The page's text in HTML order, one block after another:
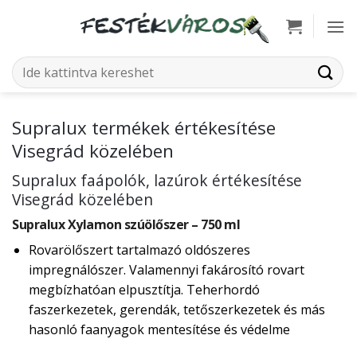
Keresés
a
Supralux termékek értékesítése
Visegrád közelében
Supralux faápolók, lazúrok értékesítése
Visegrád közelében
Supralux Xylamon szúölőszer – 750 ml
Rovarölőszert tartalmazó oldószeres
impregnálószer. Valamennyi fakárosító rovart
megbízhatóan elpusztítja. Teherhordó
faszerkezetek, gerendák, tetőszerkezetek és más
hasonló faanyagok mentesítése és védelme